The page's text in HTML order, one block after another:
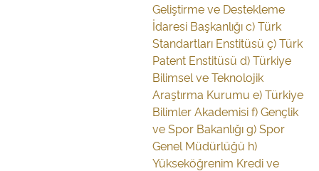
Geliştirme ve Destekleme
İdaresi Başkanlığı c) Türk
Standartları Enstitüsü ç) Türk
Patent Enstitüsü d) Türkiye
Bilimsel ve Teknolojik
Araştırma Kurumu e) Türkiye
Bilimler Akademisi f) Gençlik
ve Spor Bakanlığı g) Spor
Genel Müdürlüğü h)
Yükseköğrenim Kredi ve